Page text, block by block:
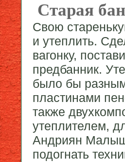
Старая
Свою
и утеплить.
вагонку,
предбанник.
было бы
пластинами
также
утеплителем,
Андриян
подогнать